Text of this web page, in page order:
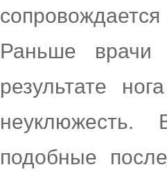
Раньше врачи
результате
неуклюжесть.
подобные